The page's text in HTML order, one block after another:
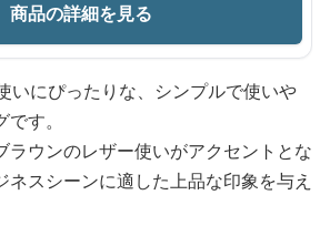
商品の詳細を見る
いにぴったりな、シンプルで使いや
す。
ラウンのレザー使いがアクセントとな
ネスシーンに適した上品な印象を与え